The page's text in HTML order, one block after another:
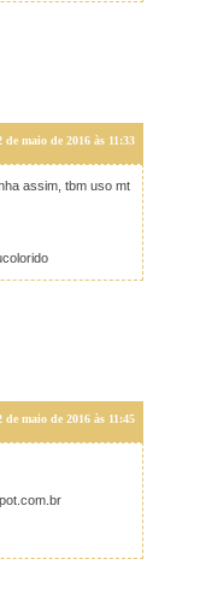
de maio de 2016 às 11:33
assim, tbm uso mt
de maio de 2016 às 11:45